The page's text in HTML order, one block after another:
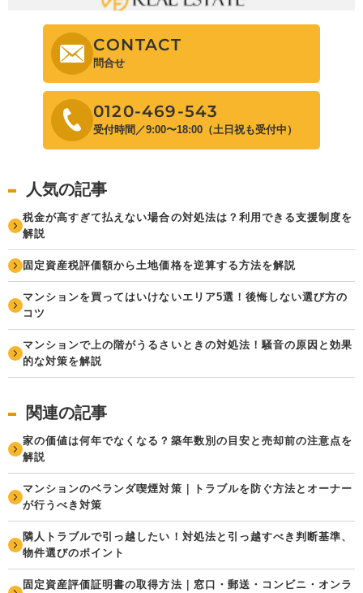
CONTACT
問合せ
0120-469-543
受付時間／9:00〜18:00（土日祝も受付中）
人気の記事
税金が高すぎて払えない場合の対処法は？利用できる支援制度を
解説
固定資産税評価額から土地価格を逆算する方法を解説
マンションを買ってはいけないエリア5選！後悔しない選び方の
コツ
マンションで上の階がうるさいときの対処法！騒音の原因と効果
的な対策を解説
関連の記事
家の価値は何年でなくなる？築年数別の目安と売却前の注意点を
解説
マンションのベランダ喫煙対策｜トラブルを防ぐ方法とオーナー
が行うべき対策
隣人トラブルで引っ越したい！対処法と引っ越すべき判断基準、
物件選びのポイント
固定資産評価証明書の取得方法｜窓口・郵送・コンビニ・オンラ